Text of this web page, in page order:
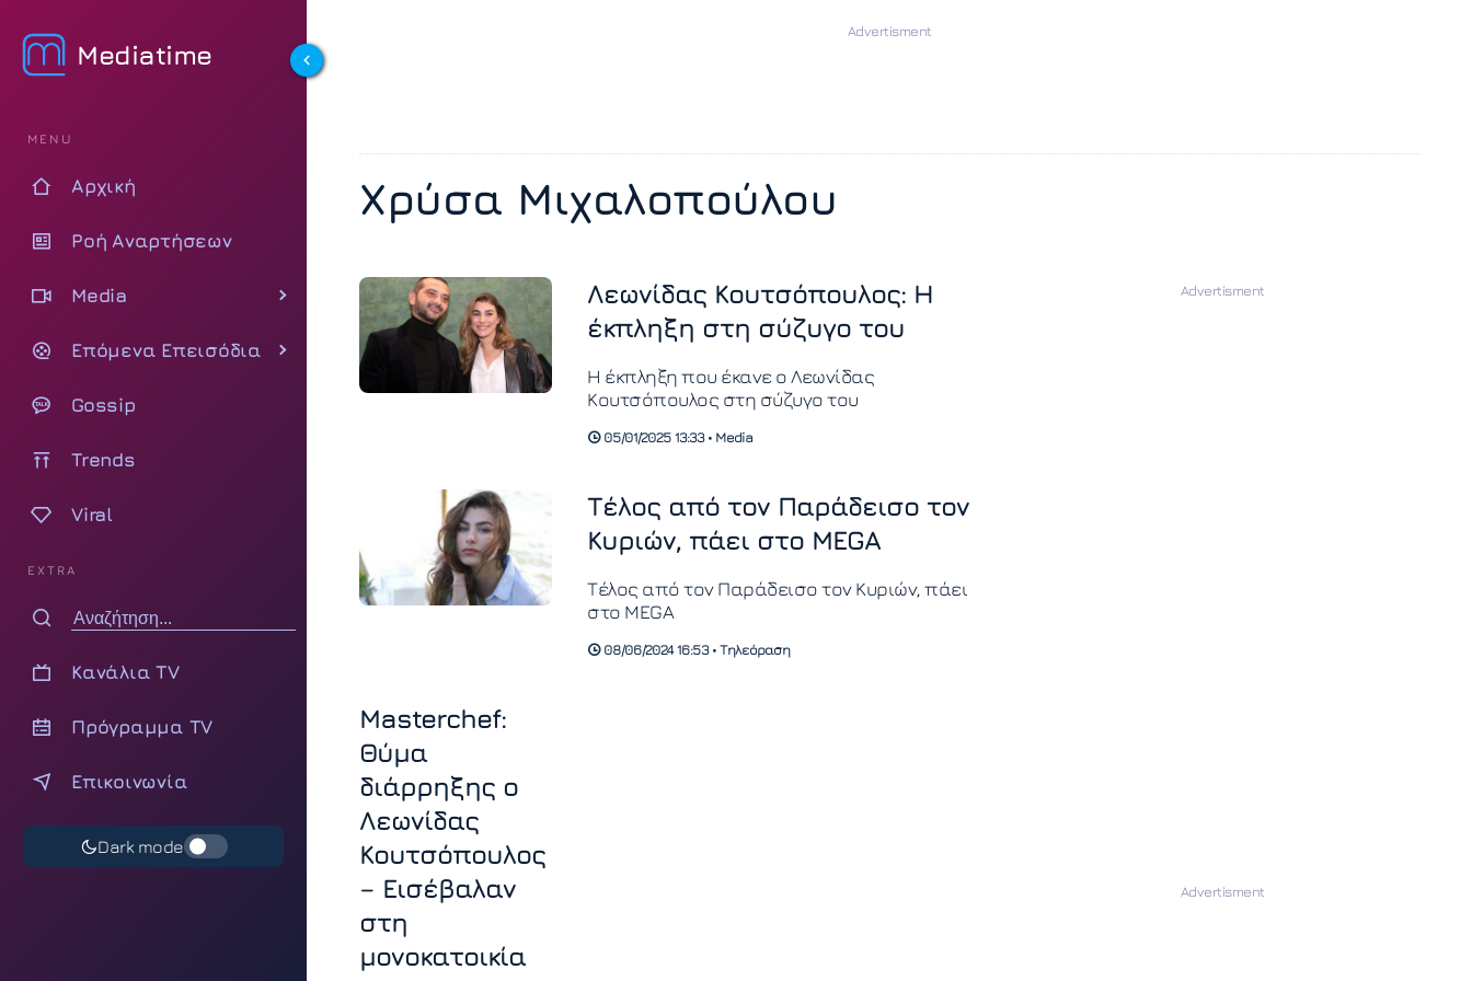
Mediatime
MENU
Αρχική
Ροή Αναρτήσεων
Media
Επόμενα Επεισόδια
Gossip
Trends
Viral
EXTRA
Κανάλια TV
Πρόγραμμα TV
Επικοινωνία
Dark mode
Χρύσα Μιχαλοπούλου
Λεωνίδας Κουτσόπουλος: Η
έκπληξη στη σύζυγο του
Η έκπληξη που έκανε ο Λεωνίδας
Κουτσόπουλος στη σύζυγο του
05/01/2025 13:33 • Media
Τέλος από τον Παράδεισο τον
Κυριών, πάει στο MEGA
Τέλος από τον Παράδεισο τον Κυριών, πάει
στο MEGA
08/06/2024 16:53 • Τηλεόραση
Masterchef:
Θύμα
διάρρηξης ο
Λεωνίδας
Κουτσόπουλος
– Εισέβαλαν
στη
μονοκατοικία